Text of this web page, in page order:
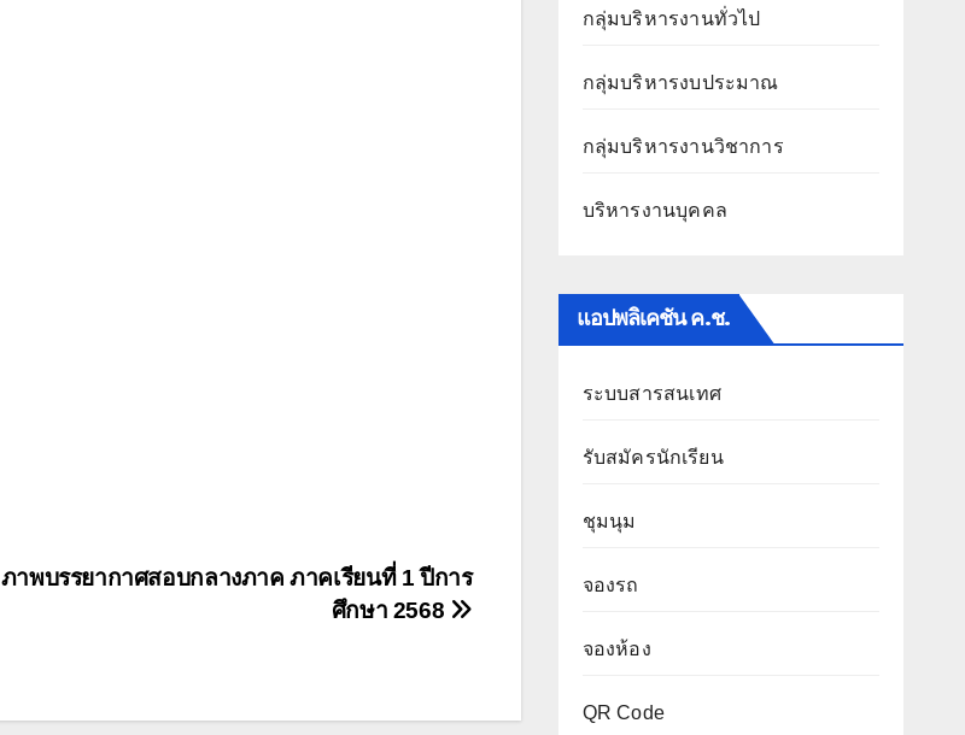
ภาพบรรยากาศสอบกลางภาค ภาคเรียนที่ 1 ปีการ
ศึกษา 2568
กลุ่มบริหารงานทั่วไป
กลุ่มบริหารงบประมาณ
กลุ่มบริหารงานวิชาการ
บริหารงานบุคคล
แอปพลิเคชัน ค.ช.
ระบบสารสนเทศ
รับสมัครนักเรียน
ชุมนุม
จองรถ
จองห้อง
QR Code